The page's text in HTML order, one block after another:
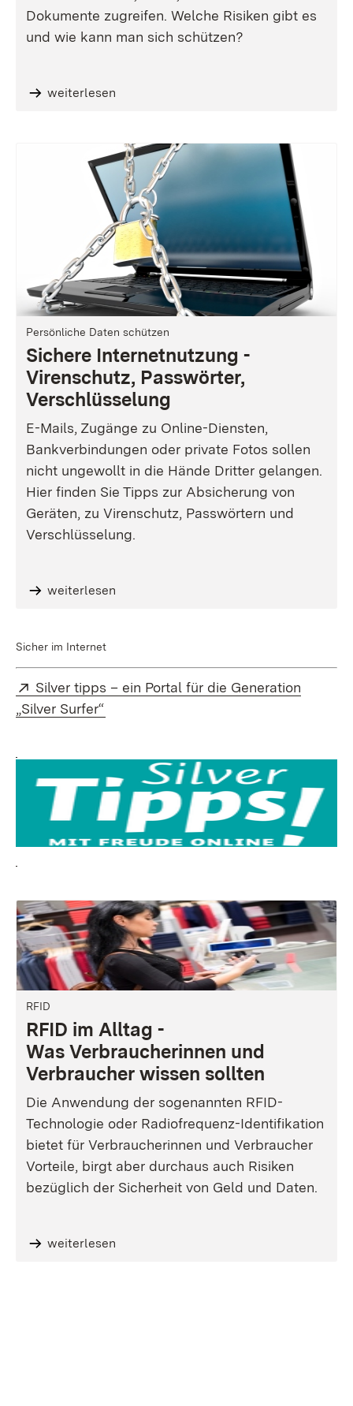
Dokumente zugreifen. Welche Risiken gibt es
und wie kann man sich schützen?
weiterlesen
Persönliche Daten schützen
Sichere Internetnutzung -
Virenschutz, Passwörter,
Verschlüsselung
E-Mails, Zugänge zu Online-Diensten,
Bankverbindungen oder private Fotos sollen
nicht ungewollt in die Hände Dritter gelangen.
Hier finden Sie Tipps zur Absicherung von
Geräten, zu Virenschutz, Passwörtern und
Verschlüsselung.
weiterlesen
Sicher im Internet
Extern:
Silver tipps – ein Portal für die Generation
„Silver Surfer“
RFID
RFID im Alltag -
Was Verbraucherinnen und
Verbraucher wissen sollten
Die Anwendung der sogenannten RFID-
Technologie oder Radiofrequenz-Identifikation
bietet für Verbraucherinnen und Verbraucher
Vorteile, birgt aber durchaus auch Risiken
bezüglich der Sicherheit von Geld und Daten.
weiterlesen